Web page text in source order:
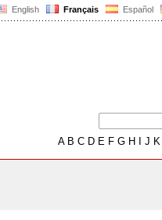
English Français Español
AB C D E F G H J K